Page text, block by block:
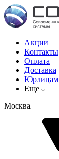
Акции
Контакты
Оплата
Доставка
Юрлицам
Еще
Москва